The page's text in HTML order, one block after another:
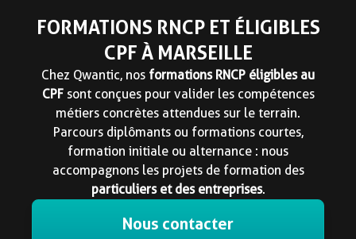
FORMATIONS RNCP ET ÉLIGIBLES
CPF À MARSEILLE
Chez Qwantic, nos formations RNCP éligibles au
CPFsont conçues pour valider les compétences
métiers concrètes attendues sur le terrain.
Parcours diplômants ou formations courtes,
formation initiale ou alternance : nous
accompagnons les projets de formation des
particuliers et des entreprises.
Nous contacter